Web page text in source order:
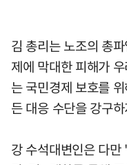
김 총리는 노조의 총
제에 막대한 피해가
는 국민경제 보호를
든 대응 수단을 강구
강 수석대변인은 다